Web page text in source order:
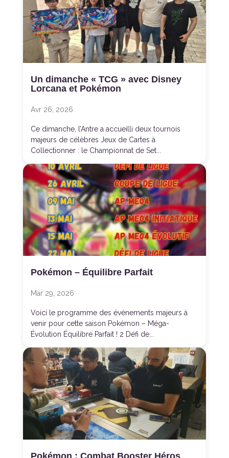
Un dimanche « TCG » avec Disney
Lorcana et Pokémon
Avr 26, 2026
Ce dimanche, l’Antre a accueilli deux tournois
majeurs de célèbres Jeux de Cartes à
Collectionner : le Championnat de Set...
Pokémon – Équilibre Parfait
Mar 29, 2026
Voici le programme des événements majeurs à
venir pour cette saison Pokémon – Méga-
Évolution Équilibre Parfait ! 2 Défi de...